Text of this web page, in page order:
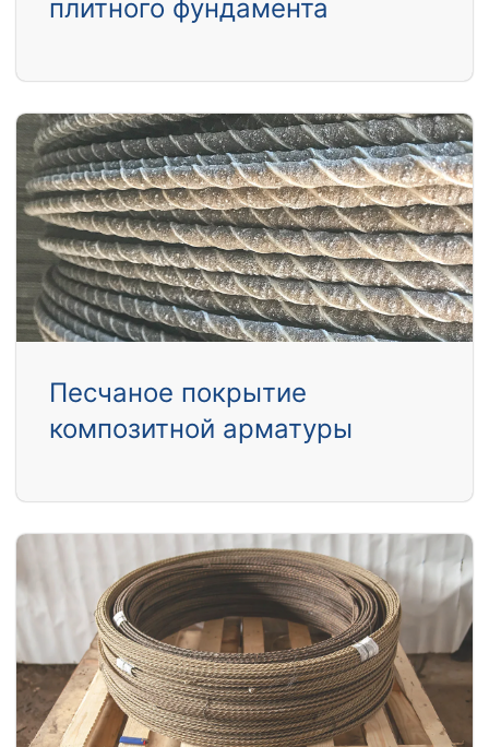
плитного фундамента
Песчаное покрытие
композитной арматуры